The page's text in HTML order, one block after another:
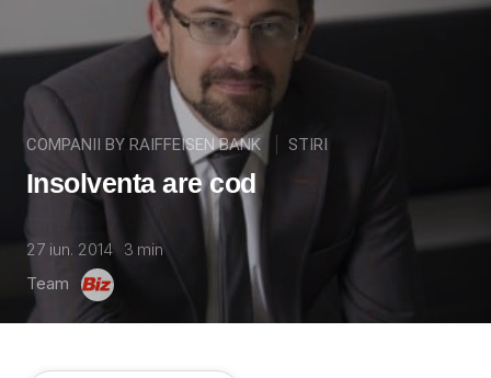
COMPANII BY RAIFFEISEN BANK STIRI
Insolventa are cod
27 iun. 2014 3 min
Team